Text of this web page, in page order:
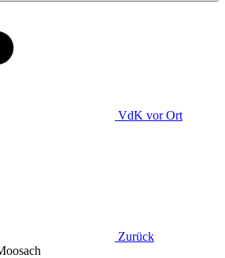
VdK vor Ort
Zurück